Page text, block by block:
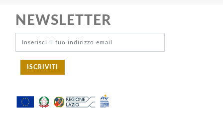
NEWSLETTER
ISCRIVITI